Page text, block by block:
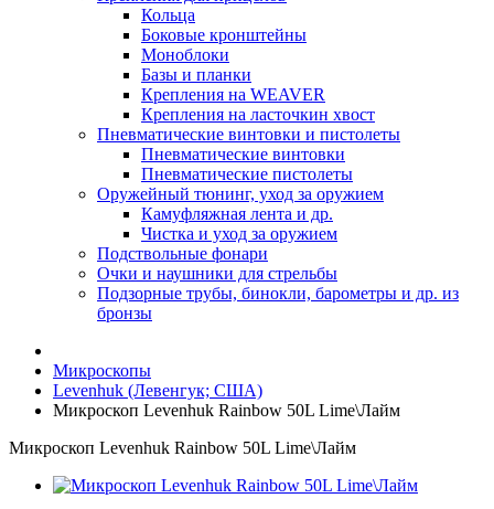
Кольца
Боковые кронштейны
Моноблоки
Базы и планки
Крепления на WEAVER
Крепления на ласточкин хвост
Пневматические винтовки и пистолеты
Пневматические винтовки
Пневматические пистолеты
Оружейный тюнинг, уход за оружием
Камуфляжная лента и др.
Чистка и уход за оружием
Подствольные фонари
Очки и наушники для стрельбы
Подзорные трубы, бинокли, барометры и др. из
бронзы
Микроскопы
Levenhuk (Левенгук; США)
Микроскоп Levenhuk Rainbow 50L Lime\Лайм
Микроскоп Levenhuk Rainbow 50L Lime\Лайм